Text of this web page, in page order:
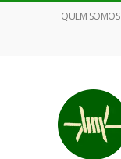
QUEM SOMOS